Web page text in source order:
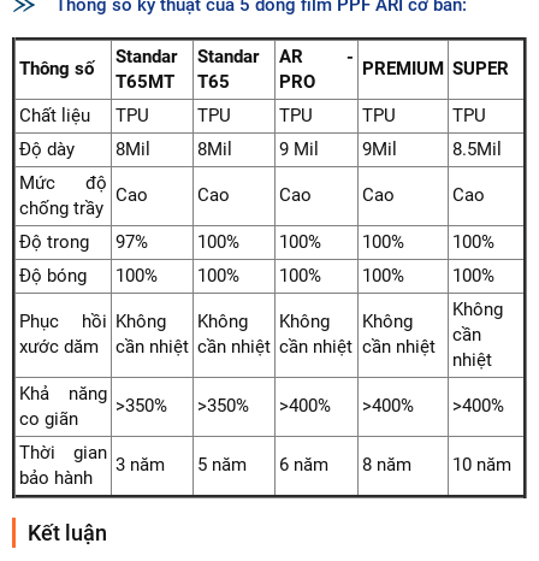
Thông số kỹ thuật của 5 dòng film PPF ARI cơ bản:
Thông số
Standar
T65MT
Standar
T65
AR -
PRO
PREMIUM SUPER
Chất liệu TPU TPU TPU TPU
TPU
Độ dày
8Mil 8Mil 9 Mil 9Mil
8.5Mil
Mức độ
chống trầy
Cao Cao Cao Cao Cao
Độ trong 97% 100% 100% 100%
100%
Độ bóng
100% 100% 100% 100% 100%
Phục hồi
xước dăm
Không
cần nhiệt
Không
cần nhiệt
Không
cần nhiệt
Không
cần nhiệt
Không
cần
nhiệt
Khả năng
co giãn
>350% >350% >400% >400% >400%
Thời gian
bảo hành
3 năm 5 năm 6 năm 8 năm 10 năm
Kết luận